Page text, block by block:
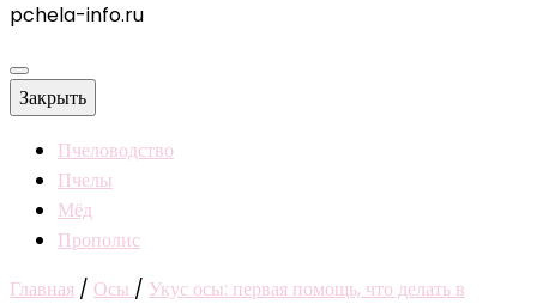
pchela-info.ru
Закрыть
Пчеловодство
Пчелы
Мёд
Прополис
Главная / Осы / Укус осы: первая помощь, что делать в